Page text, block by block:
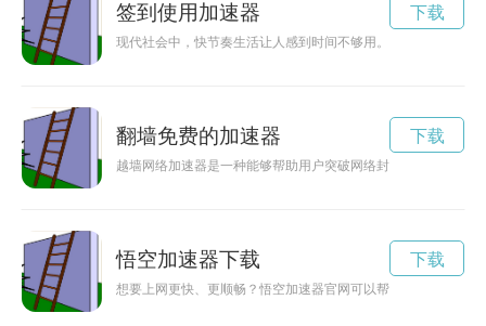
签到使用加速器
现代社会中，快节奏生活让人感到时间不够用。而一款签到领
下载
翻墙免费的加速器
越墙网络加速器是一种能够帮助用户突破网络封锁、访问被封
下载
悟空加速器下载
想要上网更快、更顺畅？悟空加速器官网可以帮助您实现这个
下载